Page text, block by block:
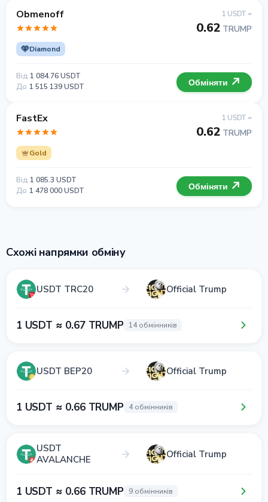
Obmenoff
Diamond
1 USDT =
0.62 TRUMP
Від 1 084.76 USDT
До 1 515 139 USDT Обміняти
FastEx
Gold
1 USDT =
0.62 TRUMP
Від 1 085.3 USDT
До 1 478 000 USDT Обміняти
Схожі напрямки обміну
USDT TRC20 Official Trump
1 USDT ≈ 0.67 TRUMP 14 обмінників
USDT BEP20 Official Trump
1 USDT ≈ 0.66 TRUMP 4 обмінників
USDT
AVALANCHE
Official Trump
1 USDT ≈ 0.66 TRUMP 9 обмінників